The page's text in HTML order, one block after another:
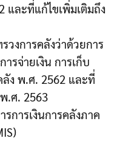
และที่แก้ไขเพิ่มเติมถึง
งการคลังว่าด้วยการ
ารจ่ายเงิน การเก็บ
ลัง พ.ศ. 2562 และที่
.ศ. 2563
การเงินการคลังภาค